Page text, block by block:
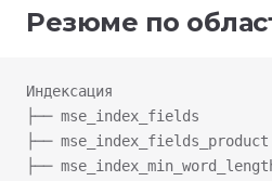
Резюме по
Индексация
├── mse_index_fields
├──
├──